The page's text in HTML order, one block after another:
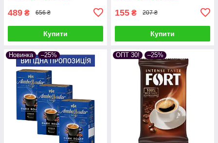
489 ₴ 656 ₴
Купити
155 ₴ 207 ₴
Купити
Новинка –25% ОПТ 30! –25%